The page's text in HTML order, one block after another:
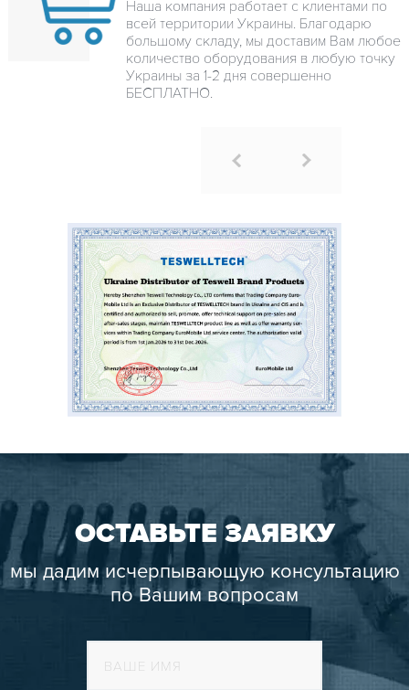
Наша компания работает с клиентами по
всей территории Украины. Благодарю
большому складу, мы доставим Вам любое
количество оборудования в любую точку
Украины за 1-2 дня совершенно
БЕСПЛАТНО.
ОСТАВЬТЕ ЗАЯВКУ
мы дадим исчерпывающую консультацию
по Вашим вопросам